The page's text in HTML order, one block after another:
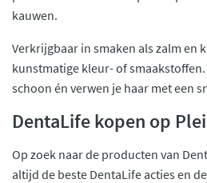
kauwen.
Verkrijgbaar in smaken als zalm en
kunstmatige kleur- of
schoon én verwen je haar met een
DentaLife kopen op
Op zoek naar de producten van
altijd de beste DentaLife acties en